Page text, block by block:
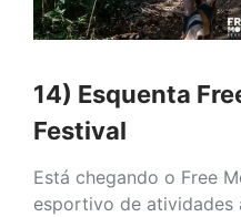
14) Esquenta
Festival
Está chegando o Free
esportivo de atividades